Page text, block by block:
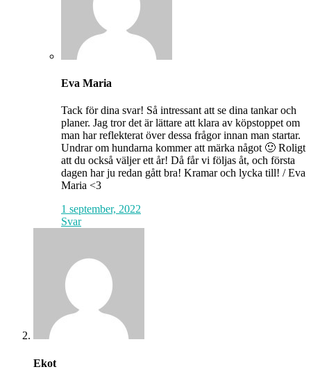
Eva Maria
Tack för dina svar! Så intressant att se dina tankar och
planer. Jag tror det är lättare att klara av köpstoppet om
man har reflekterat över dessa frågor innan man startar.
Undrar om hundarna kommer att märka något 🙂 Roligt
att du också väljer ett år! Då får vi följas åt, och första
dagen har ju redan gått bra! Kramar och lycka till! / Eva
Maria <3
1 september, 2022
Svar
Ekot